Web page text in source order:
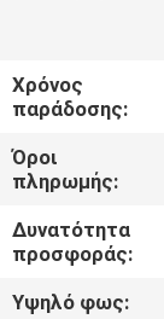
ΝΈΑ
ΖΗΤΉΣΤΕ
ΈΝΑ
Χρόνος
παράδοσης:
Όροι
πληρωμής:
Δυνατότητα
προσφοράς:
Υψηλό φως: